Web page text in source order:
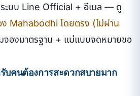
ะบบ Line Official + อีเมล — ดู
ง Mahabodhi โดยตรง (ไม่ผ่าน
จองมาตรฐาน + แม่แบบจดหมายขอ
บคนต้องการสะดวกสบายมาก